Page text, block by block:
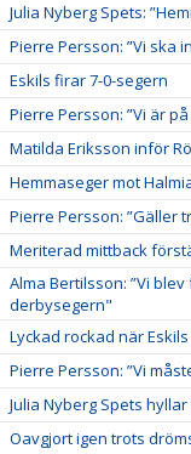
Julia Nyberg Spets:
Pierre Persson: ”Vi ska
Eskils firar 7-0-segern
Pierre Persson: ”Vi är
Matilda Eriksson inför
Hemmaseger mot
Pierre Persson: ”Gäller
Meriterad mittback
Alma Bertilsson: ”Vi
derbysegern"
Lyckad rockad när
Pierre Persson: ”Vi
Julia Nyberg Spets
Oavgjort igen trots